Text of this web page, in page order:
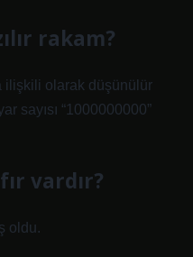
rakam?
ilişkili olarak düşünülür
sayısı “1000000000”
vardır?
oldu.